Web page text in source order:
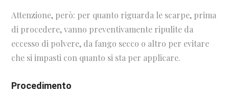
Attenzione, però: per quanto riguarda le scarpe, prima
di procedere, vanno preventivamente ripulite da
eccesso di polvere, da fango secco o altro per evitare
che si impasti con quanto si sta per applicare.
Procedimento